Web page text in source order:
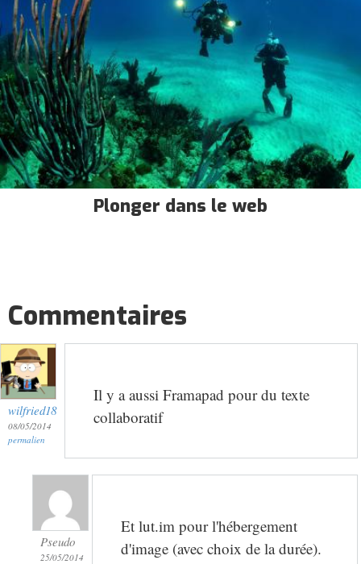
Plonger dans le web
Commentaires
wilfried18
08/05/2014
permalien
Il y a aussi Framapad pour du texte
collaboratif
Pseudo
25/05/2014
Et lut.im pour l'hébergement
d'image (avec choix de la durée).